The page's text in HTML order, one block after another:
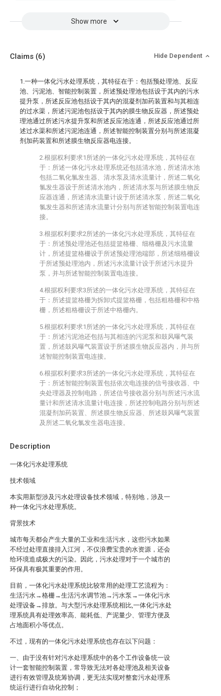
Show more
Description
一体化污水处理系统
技术领域
本实用新型涉及污水处理设备技术领域，特别地，涉及一
种一体化污水处理系统。
背景技术
城市每天都会产生大量的工业和生活污水，这些污水如果
不经过处理直接排入江河，不仅浪费宝贵的水资源，还会
给环境造成极大的污染。因此，污水处理对于一个城市的
环保具有极其重要的作用。
目前，一体化污水处理系统比较常用的处理工艺流程为：
生活污水→格栅→生活污水调节池→污水泵→一体化污水
处理设备→排放。与大型污水处理系统相比,一体化污水处
理系统具有处理效率高、能耗低、产泥量少、管理方便及
占地面积小等优点。
不过，现有的一体化污水处理系统也存在以下问题：
一、由于没有针对污水处理系统中的各个工作设备统一设
计一套智能控制装置，常导致无法对各处理池及相关设备
进行有效管理及统筹协调，更无法实现对整套污水处理系
统运行进行自动化控制；
Claims (6) Hide Dependent
1.一种一体化污水处理系统，其特征在于：包括预处理池、反应
池、污泥池、智能控制装置，所述预处理池包括设于其内的污水
提升泵，所述反应池包括设于其内的混凝剂加药装置和与其相连
的过水渠，所述污泥池包括设于其内的膜生物反应器，所述预处
理池通过所述污水提升泵和所述反应池连通，所述反应池通过所
述过水渠和所述污泥池连通，所述智能控制装置分别与所述混凝
剂加药装置和所述膜生物反应器电连接。
2.根据权利要求1所述的一体化污水处理系统，其特征在
于：所述一体化污水处理系统还包括清水池，所述清水池
包括二氧化氯发生器、清水泵及清水流量计，所述二氧化
氯发生器设于所述清水池内，所述清水泵与所述膜生物反
应器连通，所述清水流量计设于所述清水泵，所述二氧化
氯发生器和所述清水流量计分别与所述智能控制装置电连
接。
3.根据权利要求2所述的一体化污水处理系统，其特征在
于：所述预处理池还包括提篮格栅、细格栅及污水流量
计，所述提篮格栅设于所述预处理池端部，所述细格栅设
于所述预处理池内，所述污水流量计设于所述污水提升
泵，并与所述智能控制装置电连接。
4.根据权利要求3所述的一体化污水处理系统，其特征在
于：所述提篮格栅为拆卸式提篮格栅，包括粗格栅和中格
栅，所述粗格栅设于所述中格栅内。
5.根据权利要求1所述的一体化污水处理系统，其特征在
于：所述污泥池还包括与其相连的污泥泵和鼓风曝气装
置，所述鼓风曝气装置设于所述膜生物反应器内，并与所
述智能控制装置电连接。
6.根据权利要求3所述的一体化污水处理系统，其特征在
于：所述智能控制装置包括依次电连接的信号接收器、中
央处理器及控制电路，所述信号接收器分别与所述污水流
量计和所述清水流量计电连接，所述控制电路分别与所述
混凝剂加药装置、所述膜生物反应器、所述鼓风曝气装置
及所述二氧化氯发生器电连接。